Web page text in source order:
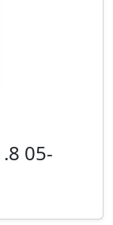
1.8 05-